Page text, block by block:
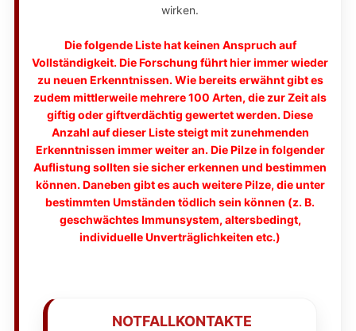
wirken.
Die folgende Liste hat keinen Anspruch auf
Vollständigkeit. Die Forschung führt hier immer wieder
zu neuen Erkenntnissen. Wie bereits erwähnt gibt es
zudem mittlerweile mehrere 100 Arten, die zur Zeit als
giftig oder giftverdächtig gewertet werden. Diese
Anzahl auf dieser Liste steigt mit zunehmenden
Erkenntnissen immer weiter an. Die Pilze in folgender
Auflistung sollten sie sicher erkennen und bestimmen
können. Daneben gibt es auch weitere Pilze, die unter
bestimmten Umständen tödlich sein können (z. B.
geschwächtes Immunsystem, altersbedingt,
individuelle Unverträglichkeiten etc.)
NOTFALLKONTAKTE